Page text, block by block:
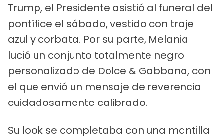
Trump, el Presidente asistió al funeral del
pontífice el sábado, vestido con traje
azul y corbata. Por su parte, Melania
lució un conjunto totalmente negro
personalizado de Dolce & Gabbana, con
el que envió un mensaje de reverencia
cuidadosamente calibrado.
Su look se completaba con una mantilla